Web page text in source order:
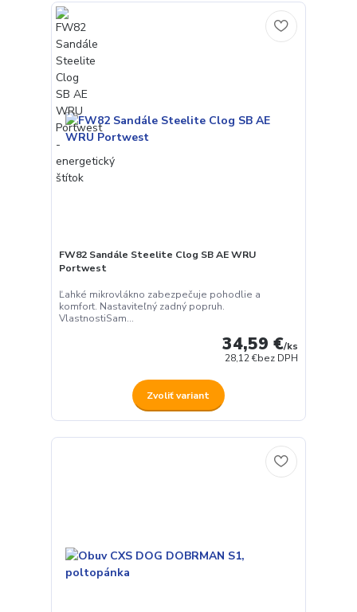
FW82 Sandále Steelite Clog SB AE WRU
Portwest
Ľahké mikrovlákno zabezpečuje pohodlie a
komfort. Nastaviteľný zadný popruh.
VlastnostiSam...
34,59 €/ks
28,12 €bez DPH
Zvoliť variant